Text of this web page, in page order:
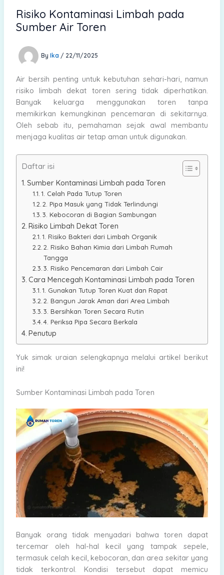
Risiko Kontaminasi Limbah pada
Sumber Air Toren
By Ika / 22/11/2025
Air bersih penting untuk kebutuhan sehari-hari, namun
risiko limbah dekat toren sering tidak diperhatikan.
Banyak keluarga menggunakan toren tanpa
memikirkan kemungkinan pencemaran di sekitarnya.
Oleh sebab itu, pemahaman sejak awal membantu
menjaga kualitas air tetap aman untuk digunakan.
Daftar isi
Sumber Kontaminasi Limbah pada Toren
1. Celah Pada Tutup Toren
2. Pipa Masuk yang Tidak Terlindungi
3. Kebocoran di Bagian Sambungan
Risiko Limbah Dekat Toren
1. Risiko Bakteri dari Limbah Organik
2. Risiko Bahan Kimia dari Limbah Rumah
Tangga
3. Risiko Pencemaran dari Limbah Cair
Cara Mencegah Kontaminasi Limbah pada Toren
1. Gunakan Tutup Toren Kuat dan Rapat
2. Bangun Jarak Aman dari Area Limbah
3. Bersihkan Toren Secara Rutin
4. Periksa Pipa Secara Berkala
Penutup
Yuk simak uraian selengkapnya melalui artikel berikut
ini!
Sumber Kontaminasi Limbah pada Toren
Banyak orang tidak menyadari bahwa toren dapat
tercemar oleh hal-hal kecil yang tampak sepele,
termasuk celah kecil, kebocoran, dan area sekitar yang
tidak terkontrol. Kondisi tersebut dapat memicu